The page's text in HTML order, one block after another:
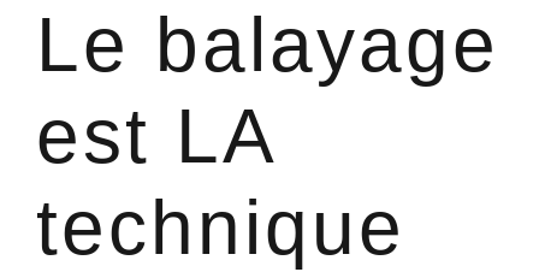
Le balayage
est LA
technique